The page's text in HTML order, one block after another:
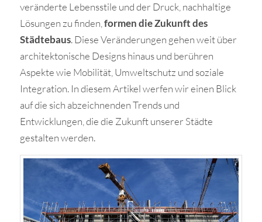
veränderte Lebensstile und der Druck, nachhaltige
Lösungen zu finden,formen die Zukunft des
Städtebaus. Diese Veränderungen gehen weit über
architektonische Designs hinaus und berühren
Aspekte wie Mobilität, Umweltschutz und soziale
Integration. In diesem Artikel werfen wir einen Blick
auf die sich abzeichnenden Trends und
Entwicklungen, die die Zukunft unserer Städte
gestalten werden.